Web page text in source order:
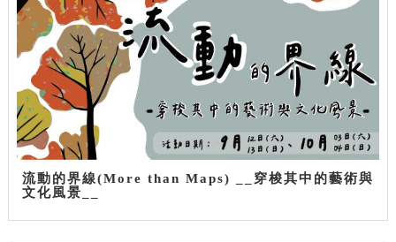
流動的界線(More than Maps) __穿梭其中的藝術與
文化風景__